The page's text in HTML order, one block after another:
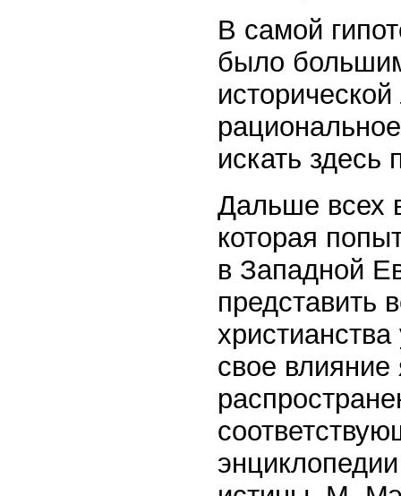
В самой
было
искать здесь
Дальше всех
которая
в Западной
представить
свое влияние